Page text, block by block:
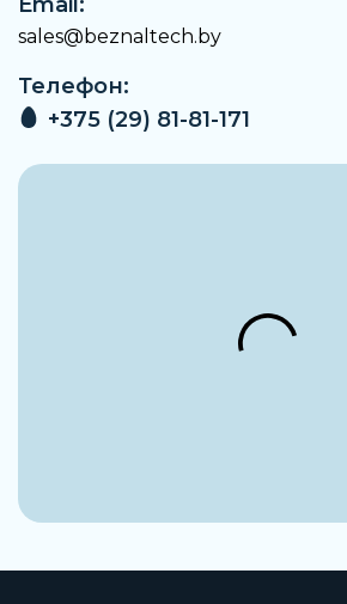
Тип
Материал корпуса
Нержавеющая сталь
Заказать
sales@beznaltech.by
Телефон:
+375 (29) 81-81-171